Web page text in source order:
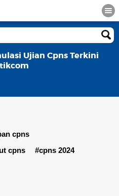
Ujian Cpns Terkini
cpns
cpns
#cpns 2024